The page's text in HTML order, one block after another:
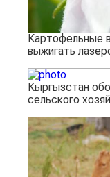
Картофельные
выжигать
Кыргызстан
сельского